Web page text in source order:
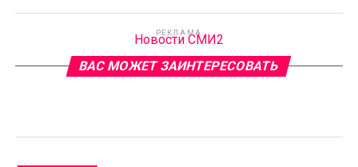
РЕКЛАМА
Новости СМИ2
ВАС МОЖЕТ ЗАИНТЕРЕСОВАТЬ